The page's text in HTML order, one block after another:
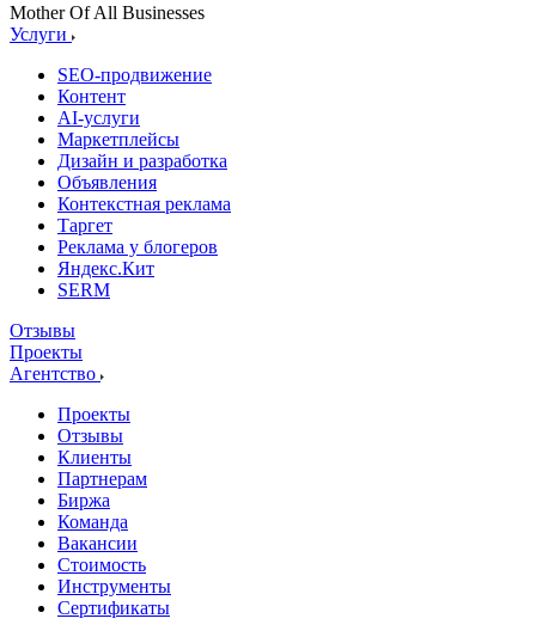
Mother Of All Businesses
Услуги
SEO-продвижение
Контент
AI-услуги
Маркетплейсы
Дизайн и разработка
Объявления
Контекстная реклама
Таргет
Реклама у блогеров
Яндекс.Кит
SERM
Отзывы
Проекты
Агентство
Проекты
Отзывы
Клиенты
Партнерам
Биржа
Команда
Вакансии
Стоимость
Инструменты
Сертификаты